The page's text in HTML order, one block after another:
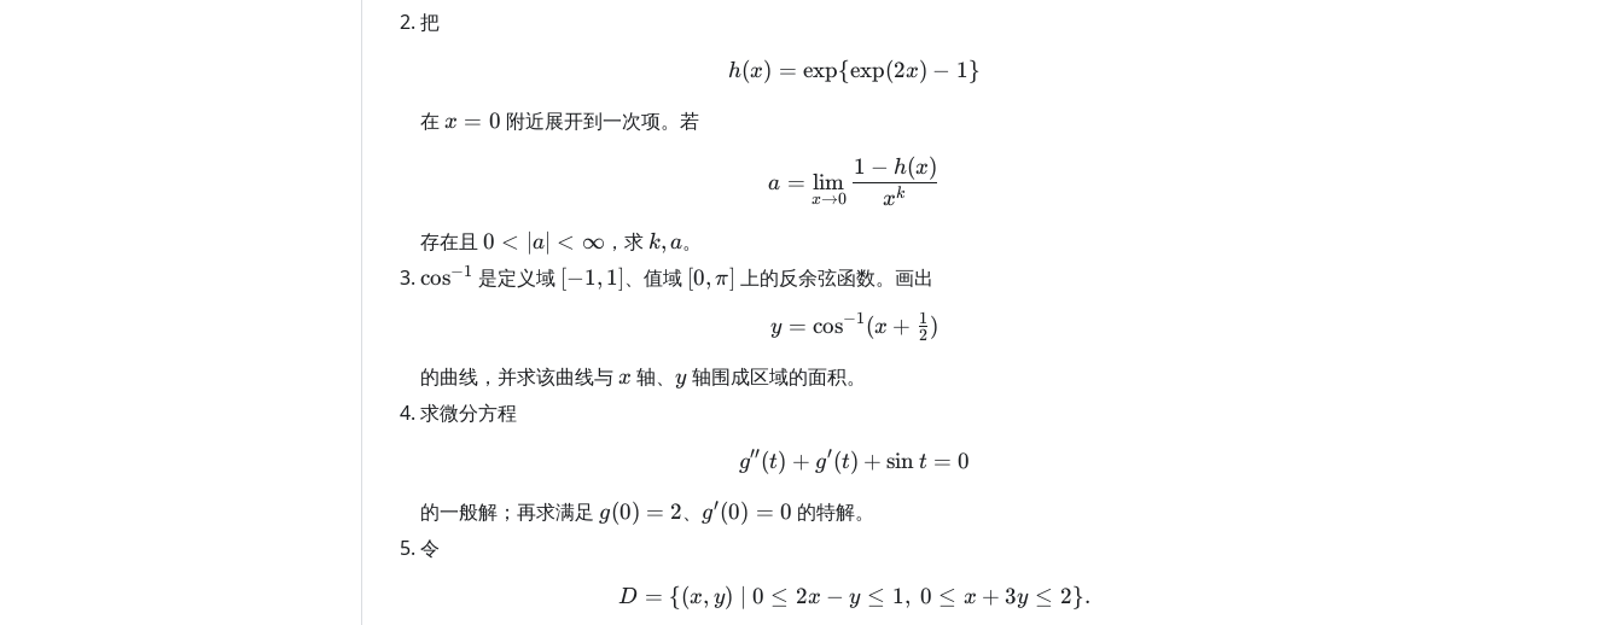
把
h(x)=\exp\{\exp(2x)-1\}
h(x) = exp{exp(2x) − 1}
在 x=0
x = 0 附近展开到一次项。若
a=\lim_{x\to0}\frac{1-h(x)}{x^k}
a =
x→0
lim
xk
1 − h(x)
存在且 0<|a|
<\infty
0 < a∣ < ∞ ，求 k,a
k, a。
\cos^{-1}
cos−1 是定义域 [-1,1]
[−1, 1]、值域 [0,\pi]
[0, π] 上的反余弦函数。画出
y=\cos^{-1}(x+\tfrac12)
y = cos−1(x + 2
1 )
的曲线，并求该曲线与 x
x 轴、 y
y轴围成区域的面积。
求微分方程
g''(t)+g'(t)+\sin t=0
g′′(t) + g′(t) + sin t = 0
的一般解；再求满足 g(0)=2
g(0) = 2、 g'(0)=0
g′(0) = 0 的特解。
令
D=\{(x,y)\mid0\le2x-y\le1,\ 0\le x+3y\le2\}.
D = {(x, y) 0 ≤ 2x − y ≤ 1, 0 ≤ x + 3y ≤ 2}.